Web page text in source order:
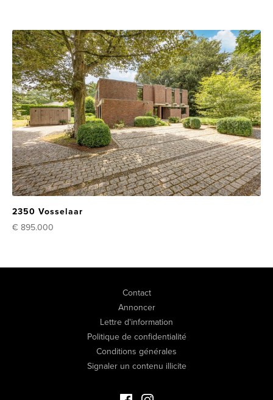
2350 Vosselaar
€ 895.000
Contact
Annoncer
Lettre d'information
Politique de confidentialité
Conditions générales
Signaler un contenu illicite